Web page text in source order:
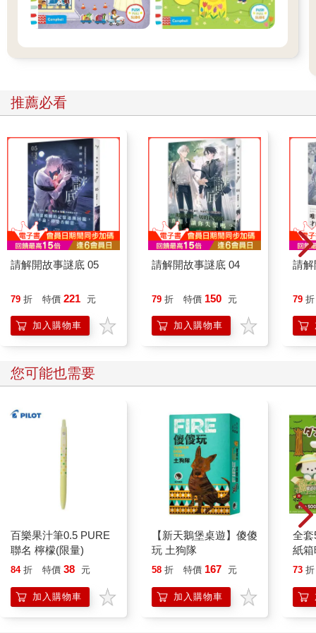
推薦必看
請解開故事謎底 05
79 折 特價 221 元
加入購物車
請解開故事謎底 04
79 折 特價 150 元
加入購物車
請解
79 折
您可能也需要
百樂果汁筆0.5 PURE
聯名 檸檬(限量)
84 折 特價 38 元
加入購物車
【新天鵝堡桌遊】傻傻
玩 土狗隊
58 折 特價 167 元
加入購物車
全套
紙箱
電
73 折